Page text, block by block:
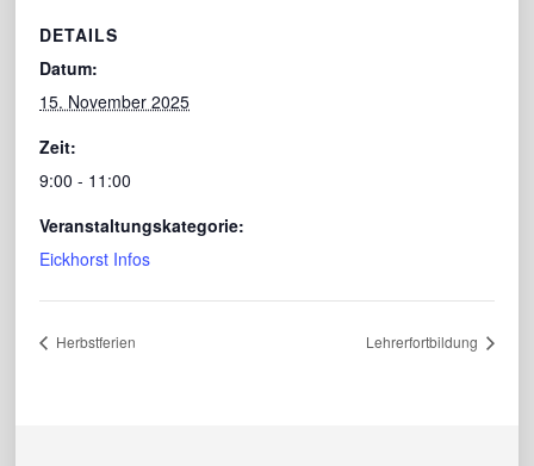
DETAILS
Datum:
15. November 2025
Zeit:
9:00 - 11:00
Veranstaltungskategorie:
Eickhorst Infos
Herbstferien Lehrerfortbildung